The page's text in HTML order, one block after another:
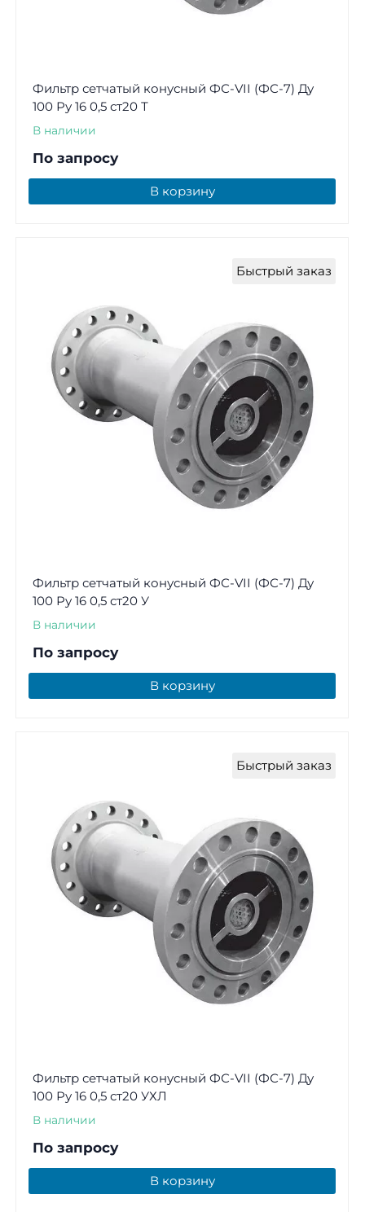
Фильтр сетчатый конусный ФС-VII (ФС-7) Ду
100 Ру 16 0,5 ст20 Т
В наличии
По запросу
В корзину
Быстрый заказ
Фильтр сетчатый конусный ФС-VII (ФС-7) Ду
100 Ру 16 0,5 ст20 У
В наличии
По запросу
В корзину
Быстрый заказ
Фильтр сетчатый конусный ФС-VII (ФС-7) Ду
100 Ру 16 0,5 ст20 УХЛ
В наличии
По запросу
В корзину